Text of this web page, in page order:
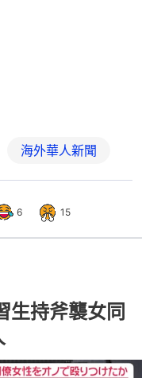
海外華人新聞
6 15
生持斧襲女同